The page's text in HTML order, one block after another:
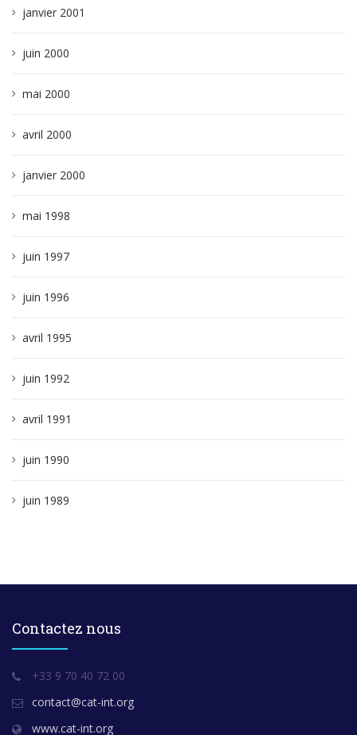
janvier 2001
juin 2000
mai 2000
avril 2000
janvier 2000
mai 1998
juin 1997
juin 1996
avril 1995
juin 1992
avril 1991
juin 1990
juin 1989
Contactez nous
+33 9 70 40 72 00
contact@cat-int.org
www.cat-int.org